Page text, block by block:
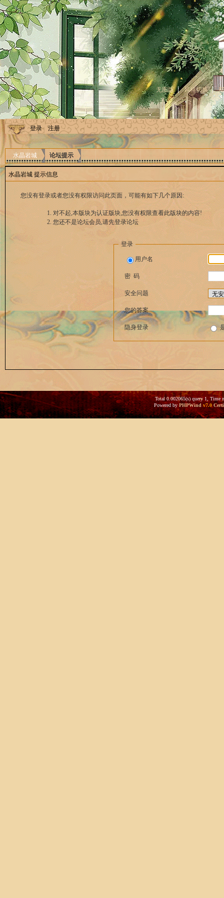
无图版 风格切换
登录 注册
水晶岩城 论坛提示
水晶岩城 提示信息
您没有登录或者您没有权限访问此页面，可能有如下几个原因:
对不起,本版块为认证版块,您没有权限查看此版块的内容!
您还不是论坛会员,请先登录论坛
登录
用户名
密 码
安全问题
您的答案
隐身登录
Total 0.002065(s) query 1, Time
Powered byPHPWind v7.0